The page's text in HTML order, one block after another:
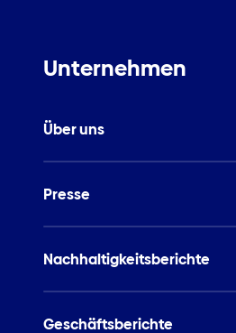
Unternehmen
Über uns
Presse
Nachhaltigkeitsberichte
Geschäftsberichte